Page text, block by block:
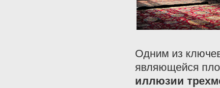
Одним из
являющейся
иллюзии